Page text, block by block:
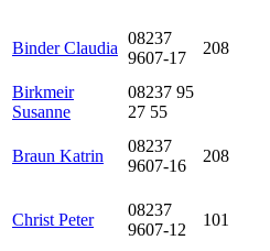
Binder Claudia
08237
9607-17
208
Birkmeir
Susanne
08237 95
27 55
Braun Katrin
08237
9607-16
208
Christ Peter
08237
9607-12
101